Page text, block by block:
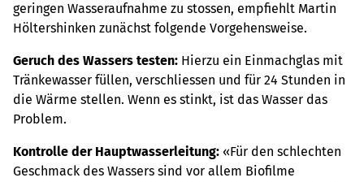
geringen Wasseraufnahme zu stossen, empfiehlt Martin
Höltershinken zunächst folgende Vorgehensweise.
Geruch des Wassers testen: Hierzu ein Einmachglas mit
Tränkewasser füllen, verschliessen und für 24 Stunden in
die Wärme stellen. Wenn es stinkt, ist das Wasser das
Problem.
Kontrolle der Hauptwasser­leitung: «Für den schlechten
Geschmack des Wassers sind vor allem Biofilme